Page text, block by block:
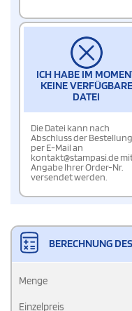
ICH HABE IM
KEINE VERFÜGBARE
DATEI
Die Datei kann nach
Abschluss der Bestellung
per E-Mail an
kontakt@stampasi.de
Angabe Ihrer Order-Nr.
versendet werden.
BERECHNUNG
Menge
Einzelpreis